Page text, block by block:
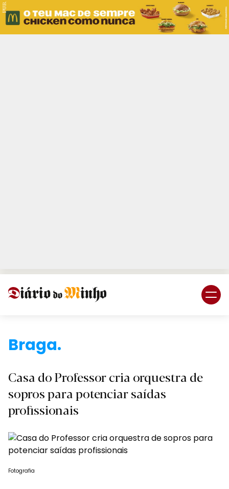
PUB.
Bra
Casa do Professor cria orquestra de
sopros para potenciar saídas
profissionais
Fotografia